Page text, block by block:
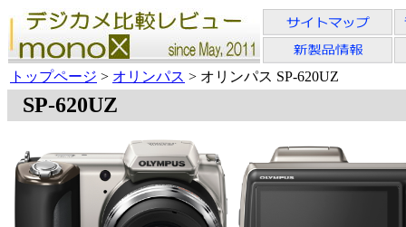
トップページ > オリンパス > オリンパス SP-620UZ
SP-620UZ